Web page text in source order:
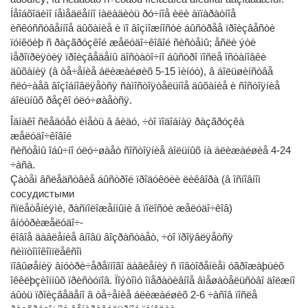
Íåîáõîäèìî íåìåäëåííî íàëàäèòü ðó÷íîå èëè àïïàðàòíîå
èñêóññòâåííîå äûõàíèå è ïî âîçìîæíîñòè áûñòðåå ïðîèçâåñòè
ïóíêöèþ ñ ðàçãðóçêîé æåëóäî÷êîâîé ñèñòåìû; åñëè ýòè
ìåðîïðèÿòèÿ ïðîèçâåäåíû äîñòàòî÷íî áûñòðî ïîñëå îñòàíîâêè
äûõàíèÿ (â òå÷åíèå áëèæàéøèõ 5-15 ìèíóò), â áîëüøèíñòâå
ñëó÷àåâ âîçîáíîâëÿåòñÿ ñàìîñòîÿòåëüíîå äûõàíèå è ñîñòîÿíèå
áîëüíûõ ðåçêî óëó÷øàåòñÿ.
Îäíàêî ñëåäóåò èìåòü â âèäó, ÷òî ïîäîáíàÿ ðàçãðóçêà
æåëóäî÷êîâîé
ñèñòåìû îáû÷íî óëó÷øàåò ñîñòîÿíèå áîëüíûõ íà áëèæàéøèå 4-24
÷àñà.
Çàòåì âñëåäñòâèå áûñòðîé ïðîäóêöèè ëèêâîðà (â îñíîâíîì
сосудистыми
ñïëåòåíèÿìè, ðàñïîëîæåííûìè â ïîëîñòè æåëóäî÷êîâ)
âíóòðèæåëóäî÷-
êîâîå äàâëåíèå âíîâü âîçðàñòàåò, ÷òî ïðîÿâëÿåòñÿ
ñèìïòîìîêîìïëåêñîì
ïîâûøåíèÿ âíóòðè÷åðåïíîãî äàâëåíèÿ ñ ïîâòîðåíèåì óãðîæàþùèõ
îêêëþçèîííûõ ïðèñòóïîâ. Ïîýòîìó îïåðàòèâíîå âìåøàòåëüñòâî äîëæíî
áûòü ïðîèçâåäåíî â òå÷åíèå áëèæàéøèõ 2-6 ÷àñîâ ïîñëå